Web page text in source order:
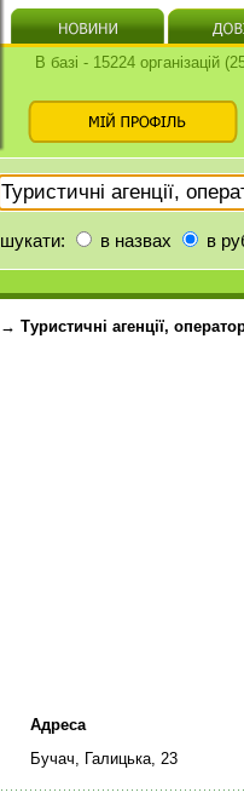
В базі - 15224 організацій
шукати: в назвах в
→ Туристичні агенції,
Адреса
Бучач, Галицька, 23